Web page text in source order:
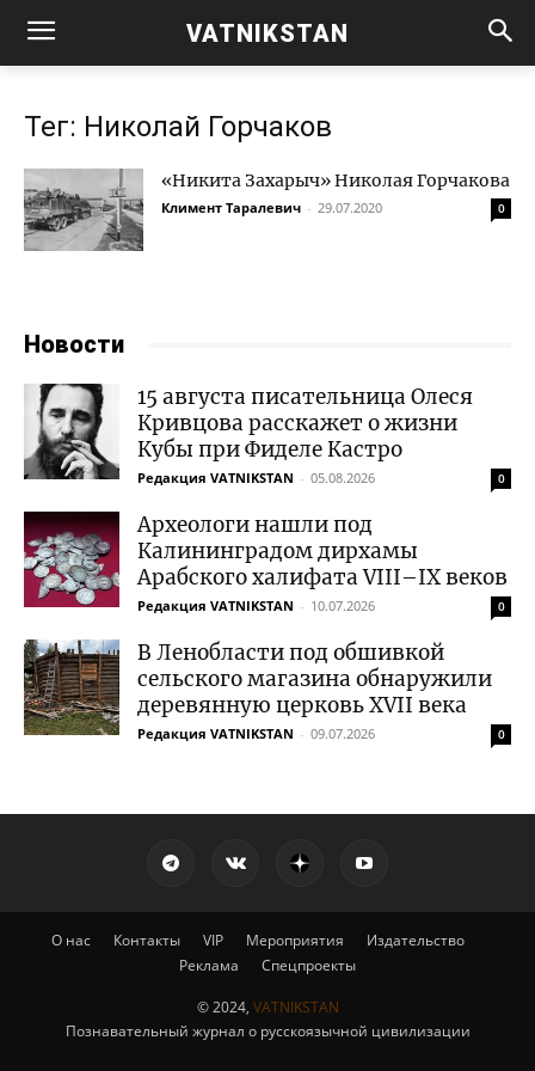
VATNIKSTAN
Тег: Николай Горчаков
«Никита Захарыч» Николая Горчакова
Климент Таралевич - 29.07.2020 0
Новости
15 августа писательница Олеся
Кривцова расскажет о жизни
Кубы при Фиделе Кастро
Редакция VATNIKSTAN - 05.08.2026 0
Археологи нашли под
Калининградом дирхамы
Арабского халифата VIII–IX веков
Редакция VATNIKSTAN - 10.07.2026 0
В Ленобласти под обшивкой
сельского магазина обнаружили
деревянную церковь XVII века
Редакция VATNIKSTAN - 09.07.2026 0
О нас Контакты VIP Мероприятия
Издательство
Реклама
Спецпроекты
© 2024, VATNIKSTAN
Познавательный журнал о русскоязычной цивилизации